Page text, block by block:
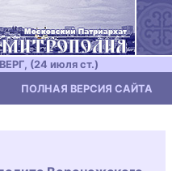
(24 июля ст.)
ПОЛНАЯ ВЕРСИЯ САЙТА